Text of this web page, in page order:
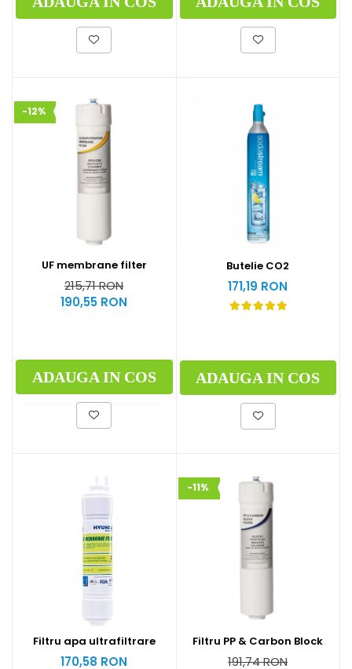
-12%
UF membrane filter
215,71 RON
190,55 RON
ADAUGA IN COS
Butelie CO2
171,19 RON
ADAUGA IN COS
Filtru apa ultrafiltrare
170,58 RON
-11%
Filtru PP & Carbon Block
191,74 RON